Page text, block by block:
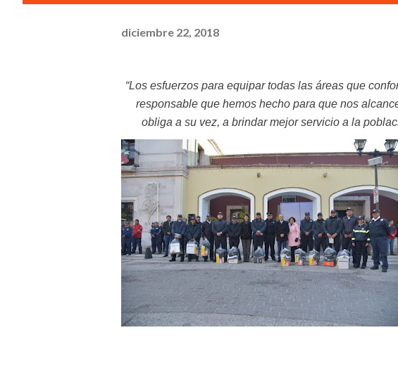
diciembre 22, 2018
“Los esfuerzos para equipar todas las áreas que conforman el Gobierno Municipal, se deben al manejo
responsable que hemos hecho para que nos
obliga a su vez, a brindar mejor servicio a la